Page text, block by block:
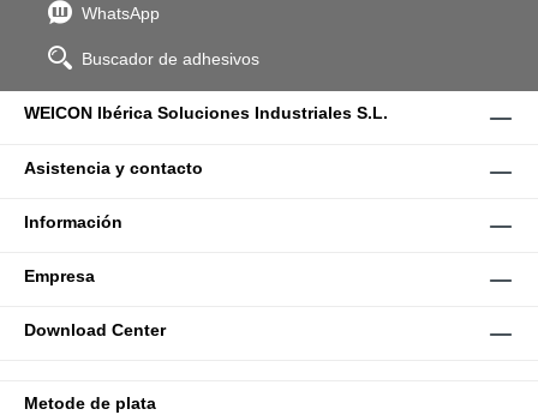
WhatsApp
Buscador de adhesivos
WEICON Ibérica Soluciones Industriales S.L.
Asistencia y contacto
Información
Empresa
Download Center
Metode de plata